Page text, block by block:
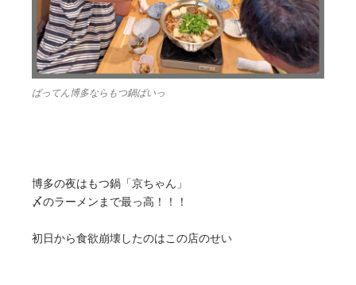
ばってん博多ならもつ鍋ばいっ
博多の夜はもつ鍋「京ちゃん」
〆のラーメンまで最っ高！！！
初日から食欲崩壊したのはこの店のせい